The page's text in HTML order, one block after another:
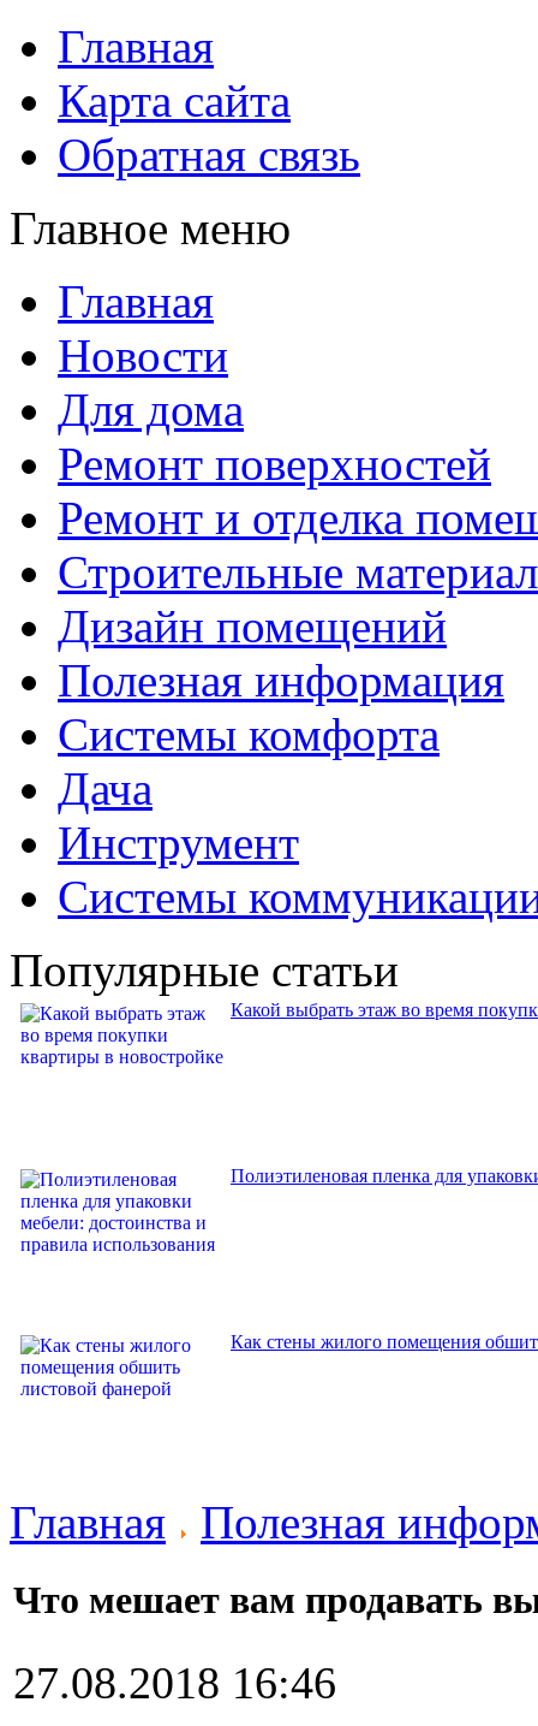
Главная
Карта сайта
Обратная связь
Главное меню
Главная
Новости
Для дома
Ремонт поверхностей
Ремонт и отделка
Строительные
Дизайн помещений
Полезная информация
Системы комфорта
Дача
Инструмент
Системы
Популярные статьи
Какой выбрать этаж во время
Полиэтиленовая пленка для
Как стены жилого помещения
Главная Полезная
Что мешает вам продавать
27.08.2018 16:46